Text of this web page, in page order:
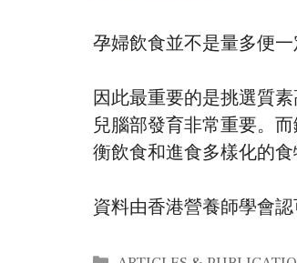
孕婦飲食並不是量多便
因此最重要的是挑選質
兒腦部發育非常重要。
衡飲食和進食多樣化的食
資料由香港營養師學會